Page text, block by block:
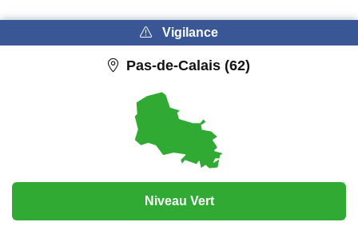
Vigilance
Pas-de-Calais (62)
Niveau Vert